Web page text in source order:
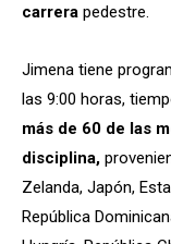
carrera pedestre.
Jimena tiene
las 9:00 horas,
más de 60 de las
disciplina,
Zelanda, Japón,
República